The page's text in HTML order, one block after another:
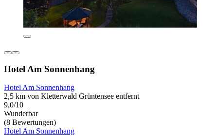
Hotel Am Sonnenhang
Hotel Am Sonnenhang
2,5 km von Kletterwald Grüntensee entfernt
9,0/10
Wunderbar
(8 Bewertungen)
Hotel Am Sonnenhang